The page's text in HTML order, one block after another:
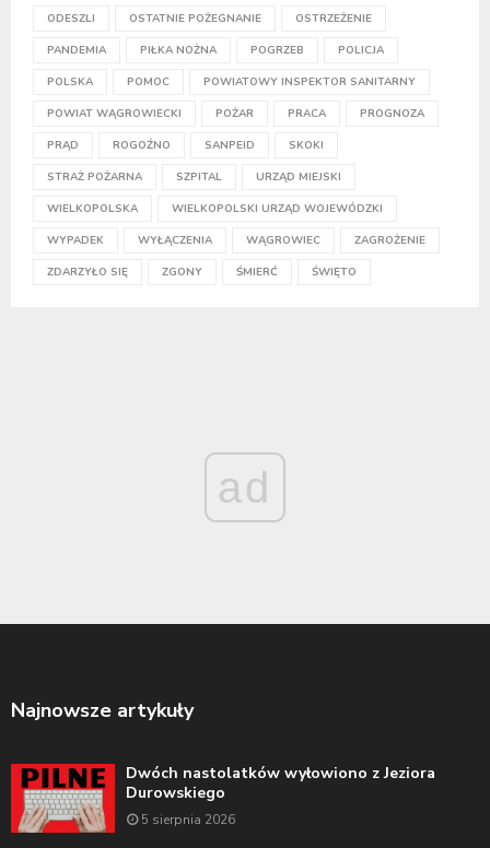
ODESZLI OSTATNIE POŻEGNANIE OSTRZEŻENIE
PANDEMIA PIŁKA NOŻNA POGRZEB POLICJA
POLSKA POMOC POWIATOWY INSPEKTOR SANITARNY
POWIAT WĄGROWIECKI POŻAR PRACA PROGNOZA
PRĄD ROGOŹNO SANPEID SKOKI
STRAŻ POŻARNA SZPITAL URZĄD MIEJSKI
WIELKOPOLSKA WIELKOPOLSKI URZĄD WOJEWÓDZKI
WYPADEK WYŁĄCZENIA WĄGROWIEC ZAGROŻENIE
ZDARZYŁO SIĘ ZGONY ŚMIERĆ ŚWIĘTO
ad
Najnowsze artykuły
Dwóch nastolatków wyłowiono z Jeziora
Durowskiego
5 sierpnia 2026